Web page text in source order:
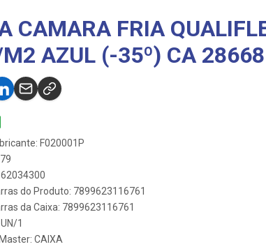
CAMARA FRIA
AZUL (-35º) CA 28668
F020001P
do Produto: 7899623116761
da Caixa: 7899623116761
1
CAIXA